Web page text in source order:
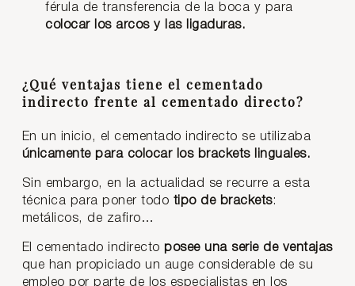
férula de transferencia de la boca y para
colocar los arcos y las ligaduras.
¿Qué ventajas tiene el cementado
indirecto frente al cementado directo?
En un inicio, el cementado indirecto se utilizaba
únicamente para colocar los brackets linguales.
Sin embargo, en la actualidad se recurre a esta
técnica para poner todo tipo de brackets:
metálicos, de zafiro…
El cementado indirectoposee una serie de ventajas
que han propiciado un auge considerable de su
empleo por parte de los especialistas en los